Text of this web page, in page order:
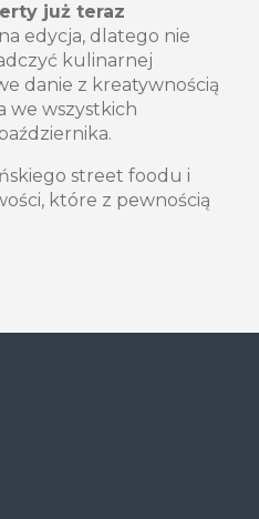
już teraz
edycja, dlatego nie
kulinarnej
danie z kreatywnością
we wszystkich
street foodu i
które z pewnością